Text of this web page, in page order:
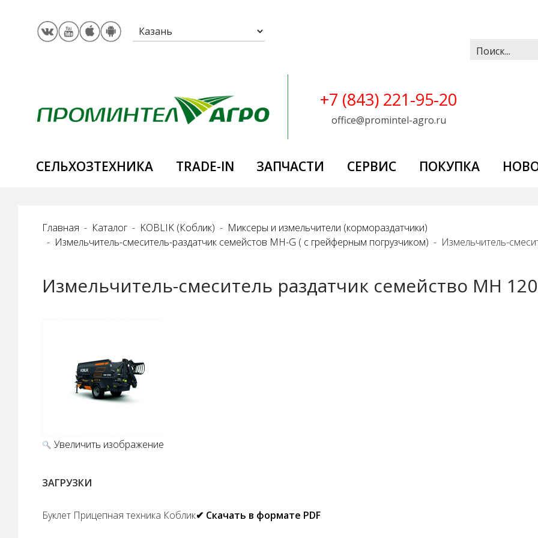
Искать...
+7 (843) 221-95-20
office@promintel-agro.ru
CЕЛЬХОЗТЕХНИКА TRADE-IN ЗАПЧАСТИ СЕРВИС ПОКУПКА
Главная Каталог KOBLIK (Коблик)
Миксеры и измельчители (кормораздатчики)
Измельчитель-смеситель-раздатчик семейстов MH-G ( с грейферным погрузчиком)
Измельчитель-
Измельчитель-смеситель раздатчик семейство MH
Увеличить изображение
ЗАГРУЗКИ
Буклет Прицепная техника Коблик✔ Скачать в формате PDF